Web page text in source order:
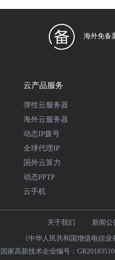
海外免备
云产品服务
弹性云服务器
海外云服务器
动态IP拨号
全球代理IP
国外云算力
动态PPTP
云手机
关于我们 新闻公
《中华人民共和国增值电信
国家高新技术企业编号：